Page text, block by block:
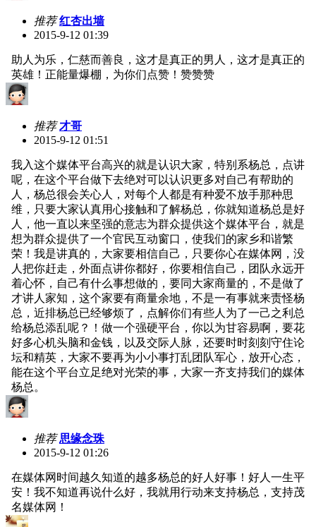
推荐红杏出墙
2015-9-12 01:39
助人为乐，仁慈而善良，这才是真正的男人，这才是真正的
英雄！正能量爆棚，为你们点赞！赞赞赞
推荐才哥
2015-9-12 01:51
我入这个媒体平台高兴的就是认识大家，特别系杨总，点讲
呢，在这个平台做下去绝对可以认识更多对自己有帮助的
人，杨总很会关心人，对每个人都是有种爱不放手那种思
维，只要大家认真用心接触和了解杨总，你就知道杨总是好
人，他一直以来坚强的意志为群众提供这个媒体平台，就是
想为群众提供了一个官民互动窗口，使我们的家乡和谐繁
荣！我是讲真的，大家要相信自己，只要你心在媒体网，没
人把你赶走，外面点讲你都好，你要相信自己，团队永远开
着心怀，自己有什么事想做的，要同大家商量的，不是做了
才讲人家知，这个家要有商量余地，不是一有事就来责怪杨
总，近排杨总已经够烦了，点解你们有些人为了一己之利总
给杨总添乱呢？！做一个强硬平台，你以为甘容易啊，要花
好多心机头脑和金钱，以及交际人脉，还要时时刻刻守住论
坛和精英，大家不要再为小小事打乱团队军心，放开心态，
能在这个平台立足绝对光荣的事，大家一齐支持我们的媒体
杨总。
推荐思缘念珠
2015-9-12 01:26
在媒体网时间越久知道的越多杨总的好人好事！好人一生平
安！我不知道再说什么好，我就用行动来支持杨总，支持茂
名媒体网！